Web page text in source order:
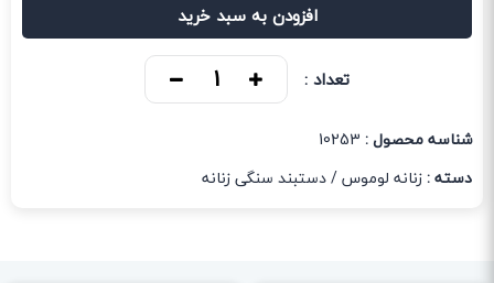
افزودن به سبد خرید
تعداد :
شناسه محصول : 10253
دسته :زنانه لوموس/دستبند سنگی زنانه